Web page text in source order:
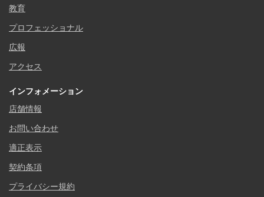
教育
プロフェッショナル
広報
アクセス
インフォメーション
店舗情報
お問い合わせ
適正表示
契約条項
プライバシー規約